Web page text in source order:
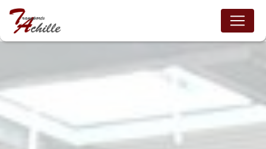
Panneau de gestion des cookies